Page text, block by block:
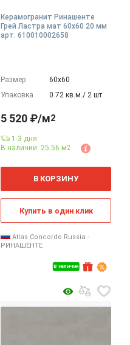
Керамогранит Ринашенте
Грей Ластра мат 60x60 20 мм
арт. 610010002658
Размер
60х60
Упаковка
0.72 кв.м./ 2 шт.
В наличии
5 520 ₽/м2
1-3 дня
В наличии: 25.56 м2
м
В КОРЗИНУ
Купить в один клик
Atlas Concorde Russia -
РИНАШЕНТЕ